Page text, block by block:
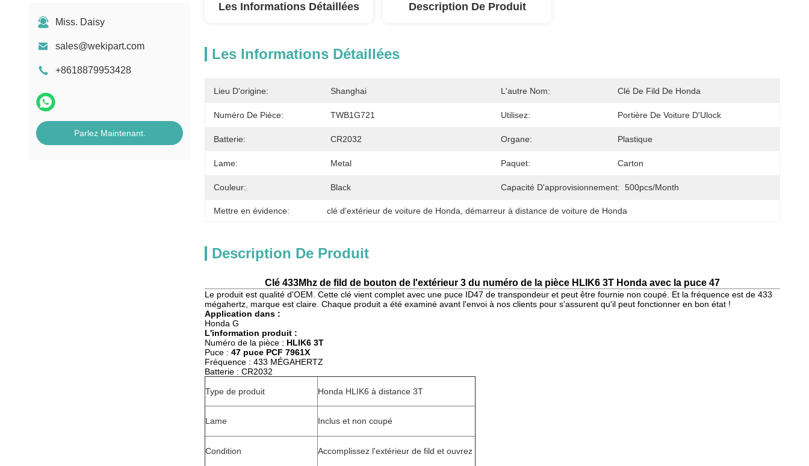
Miss. Daisy
sales@wekipart.com
+8618879953428
Parlez Maintenant.
Les Informations Détaillées Description De Produit
Les Informations Détaillées
Lieu D'origine: Shanghai L'autre Nom: Clé De Fild De Honda
Numéro De Pièce: TWB1G721 Utilisez: Portière De Voiture D'Ulock
Batterie: CR2032 Organe: Plastique
Lame: Metal Paquet: Carton
Couleur: Black Capacité D'approvisionnement: 500pcs/month
Mettre en évidence: clé d'extérieur de voiture de Honda , démarreur à distance de voiture de Honda
Description De Produit
Clé 433Mhz de fild de bouton de l'extérieur 3 du numéro de la pièce HLIK6 3T Honda avec la puce 47
Le produit est qualité d'OEM. Cette clé vient complet avec une puce ID47 de transpondeur et peut être fournie non coupé. Et la fréquence est de 433
mégahertz, marque est claire. Chaque produit a été examiné avant l'envoi à nos clients pour s'assurent qu'il peut fonctionner en bon état !
Application dans :
Honda G
L'information produit :
Numéro de la pièce : HLIK6 3T
Puce : 47 puce PCF 7961X
Fréquence : 433 MÉGAHERTZ
Batterie : CR2032
Type de produit Honda HLIK6 à distance 3T
Lame Inclus et non coupé
Condition Accomplissez l'extérieur de fild et ouvrez